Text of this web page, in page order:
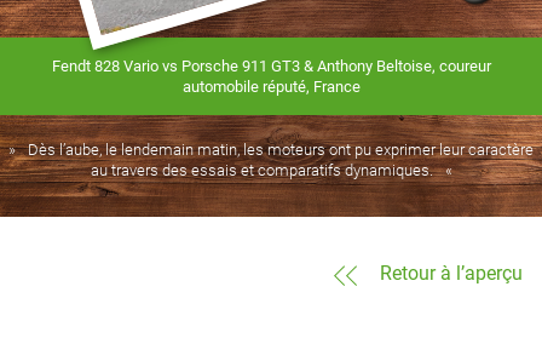
Fendt 828 Vario vs Porsche 911 GT3 & Anthony Beltoise, coureur
automobile réputé, France
Dès l’aube, le lendemain matin, les moteurs ont pu exprimer leur caractère
au travers des essais et comparatifs dynamiques.
Retour à l’aperçu